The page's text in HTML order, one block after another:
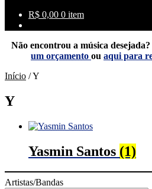
R$ 0,00 0 item
Não encontrou a música desejada?
um orçamento ou aqui para
Início /Y
Y
Yasmin Santos (1)
Artistas/Bandas